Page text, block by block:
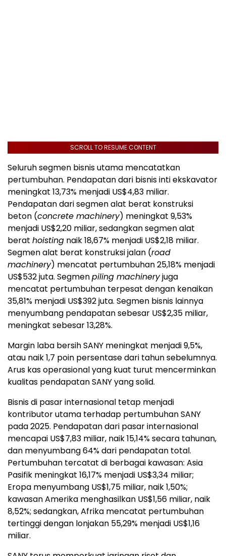
SCROLL TO RESUME CONTENT
Seluruh segmen bisnis utama mencatatkan
pertumbuhan. Pendapatan dari bisnis inti ekskavator
meningkat 13,73% menjadi US$4,83 miliar.
Pendapatan dari segmen alat berat konstruksi
beton (concrete machinery) meningkat 9,53%
menjadi US$2,20 miliar, sedangkan segmen alat
berat hoisting naik 18,67% menjadi US$2,18 miliar.
Segmen alat berat konstruksi jalan (road
machinery) mencatat pertumbuhan 25,18% menjadi
US$532 juta. Segmenpiling machineryjuga
mencatat pertumbuhan terpesat dengan kenaikan
35,81% menjadi US$392 juta. Segmen bisnis lainnya
menyumbang pendapatan sebesar US$2,35 miliar,
meningkat sebesar 13,28%.
Margin laba bersih SANY meningkat menjadi 9,5%,
atau naik 1,7 poin persentase dari tahun sebelumnya.
Arus kas operasional yang kuat turut mencerminkan
kualitas pendapatan SANY yang solid.
Bisnis di pasar internasional tetap menjadi
kontributor utama terhadap pertumbuhan SANY
pada 2025. Pendapatan dari pasar internasional
mencapai US$7,83 miliar, naik 15,14% secara tahunan,
dan menyumbang 64% dari pendapatan total.
Pertumbuhan tercatat di berbagai kawasan: Asia
Pasifik meningkat 16,17% menjadi US$3,34 miliar;
Eropa menyumbang US$1,75 miliar, naik 1,50%;
kawasan Amerika menghasilkan US$1,56 miliar, naik
8,52%; sedangkan, Afrika mencatat pertumbuhan
tertinggi dengan lonjakan 55,29% menjadi US$1,16
miliar.